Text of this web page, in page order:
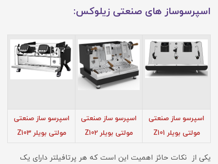
اسپرسوساز های صنعتی زیلوکس:
اسپرسو ساز صنعتی
مولتی بویلر Z101
اسپرسو ساز صنعتی
مولتی بویلر Z102
اسپرسو ساز صنعتی
مولتی بویلر Z103
یکی از نکات حائز اهمیت این است که هر پرتافیلتر دارای یک